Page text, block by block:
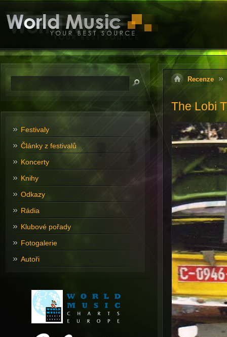
Recenze
The Lobi
Festivaly
Články z festivalů
Koncerty
Knihy
Odkazy
Rádia
Klubové pořady
Fotogalerie
Autoři